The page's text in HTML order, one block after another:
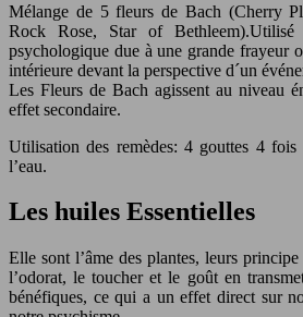
Mélange de 5 fleurs de Bach (Cherry
Rock Rose, Star of
psychologique due à une grande frayeur
intérieure devant la perspective d´un
Les Fleurs de Bach agissent au niveau
effet secondaire.
Utilisation des remèdes: 4 gouttes 4
l’eau.
Les huiles Essentielles
Elle sont l’âme des plantes, leurs
l’odorat, le toucher et le goût en
bénéfiques, ce qui a un effet direct sur